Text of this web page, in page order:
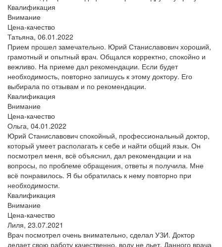
Квалификация
Внимание
Цена-качество
Татьяна, 06.01.2022
Прием прошел замечательно. Юрий Станиславович хороший,
грамотный и опытный врач. Общался корректно, спокойно и
вежливо. На приеме дал рекомендации. Если будет
необходимость, повторно запишусь к этому доктору. Его
выбирала по отзывам и по рекомендации.
Квалификация
Внимание
Цена-качество
Ольга, 04.01.2022
Юрий Станиславович спокойный, профессиональный доктор,
который умеет располагать к себе и найти общий язык. Он
посмотрел меня, всё объяснил, дал рекомендации и на
вопросы, по проблеме обращения, ответы я получила. Мне
всё понравилось. Я бы обратилась к нему повторно при
необходимости.
Квалификация
Внимание
Цена-качество
Лиля, 23.07.2021
Врач посмотрел очень внимательно, сделал УЗИ. Доктор
делает свою работу качественно, воду не льет. Данного врача